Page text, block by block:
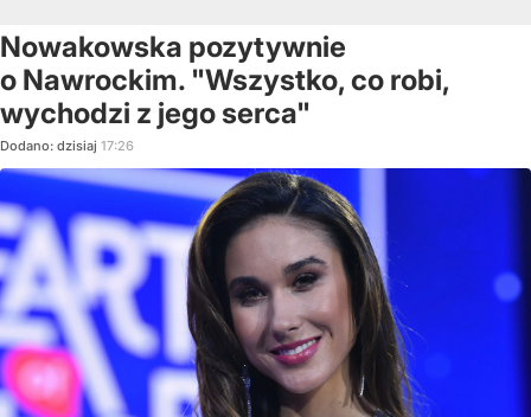
Nowakowska pozytywnie
o Nawrockim. "Wszystko, co robi,
wychodzi z jego serca"
Dodano: dzisiaj 17:26